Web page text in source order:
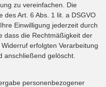
zu vereinfachen. Die
des Art. 6 Abs. 1 lit. a DSGVO
Einwilligung jederzeit durch
dass die Rechtmäßigkeit der
erfolgten Verarbeitung
anschließend gelöscht.
personenbezogener